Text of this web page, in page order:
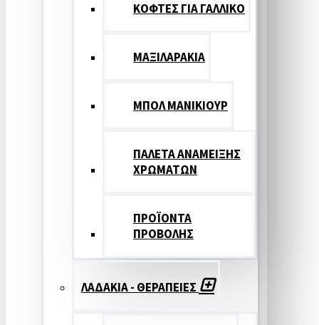
ΚΟΦΤΕΣ ΓΙΑ ΓΑΛΛΙΚΟ
ΜΑΞΙΛΑΡΑΚΙΑ
ΜΠΟΛ ΜΑΝΙΚΙΟΥΡ
ΠΑΛΕΤΑ ΑΝΑΜΕΙΞΗΣ
ΧΡΩΜΑΤΩΝ
ΠΡΟΪΟΝΤΑ
ΠΡΟΒΟΛΗΣ
ΛΑΔΑΚΙΑ - ΘΕΡΑΠΕΙΕΣ